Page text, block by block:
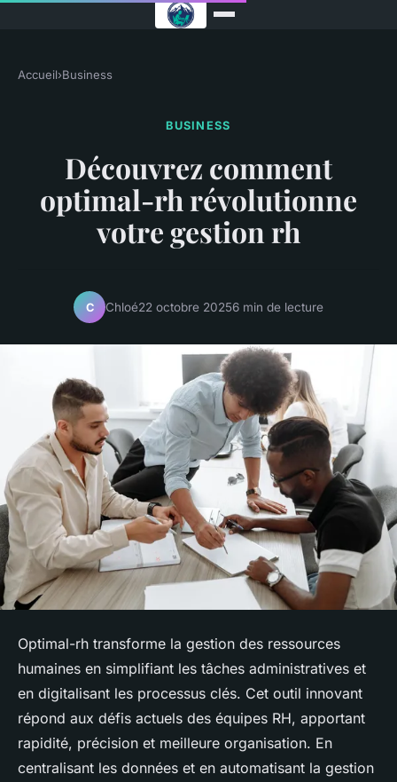
Accueil›Business
BUSINESS
Découvrez comment
optimal-rh révolutionne
votre gestion rh
C Chloé22 octobre 20256 min de lecture
Optimal-rh transforme la gestion des ressources
humaines en simplifiant les tâches administratives et
en digitalisant les processus clés. Cet outil innovant
répond aux défis actuels des équipes RH, apportant
rapidité, précision et meilleure organisation. En
centralisant les données et en automatisant la gestion